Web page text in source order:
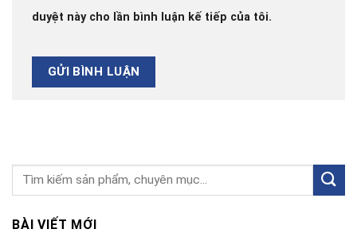
duyệt này cho lần bình luận kế tiếp của tôi.
BÀI VIẾT MỚI